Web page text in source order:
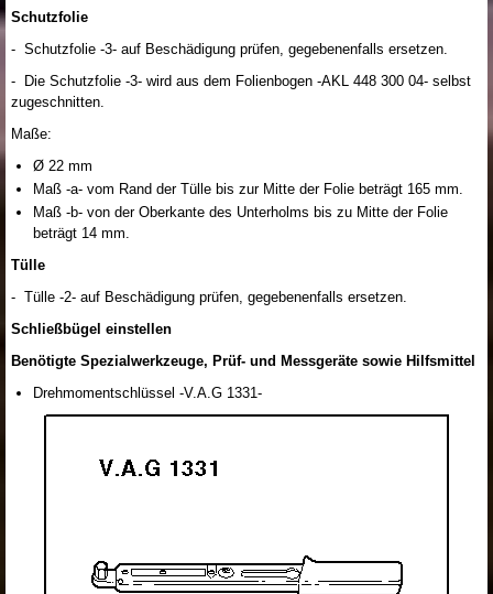
Schutzfolie
- Schutzfolie -3- auf Beschädigung prüfen, gegebenenfalls ersetzen.
- Die Schutzfolie -3- wird aus dem Folienbogen -AKL 448 300 04- selbst
zugeschnitten.
Maße:
Ø 22 mm
Maß -a- vom Rand der Tülle bis zur Mitte der Folie beträgt 165 mm.
Maß -b- von der Oberkante des Unterholms bis zu Mitte der Folie
beträgt 14 mm.
Tülle
- Tülle -2- auf Beschädigung prüfen, gegebenenfalls ersetzen.
Schließbügel einstellen
Benötigte Spezialwerkzeuge, Prüf- und Messgeräte sowie Hilfsmittel
Drehmomentschlüssel -V.A.G 1331-